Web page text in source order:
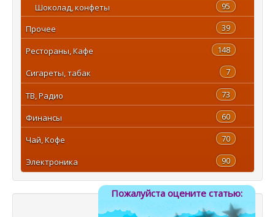
95
Шоколад, конфеты
39
Прочее
148
Рестораны, Кафе
7
Сигареты, табак
73
ТВ, Радио
60
Финансы
70
Чай, Кофе
90
Электроника
Пожалуйста оцените статью: 5
4